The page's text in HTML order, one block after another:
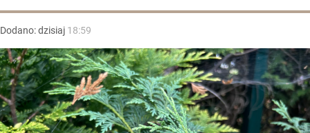
Dodano:dzisiaj 18:59